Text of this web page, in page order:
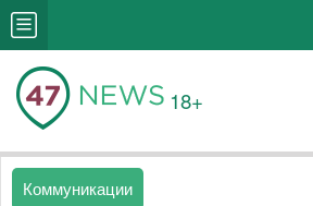
18+
Коммуникации